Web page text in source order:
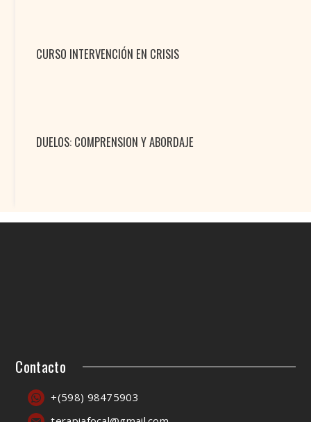
CURSO INTERVENCIÓN EN CRISIS
DUELOS: COMPRENSION Y ABORDAJE
Contacto
+(598) 98475903